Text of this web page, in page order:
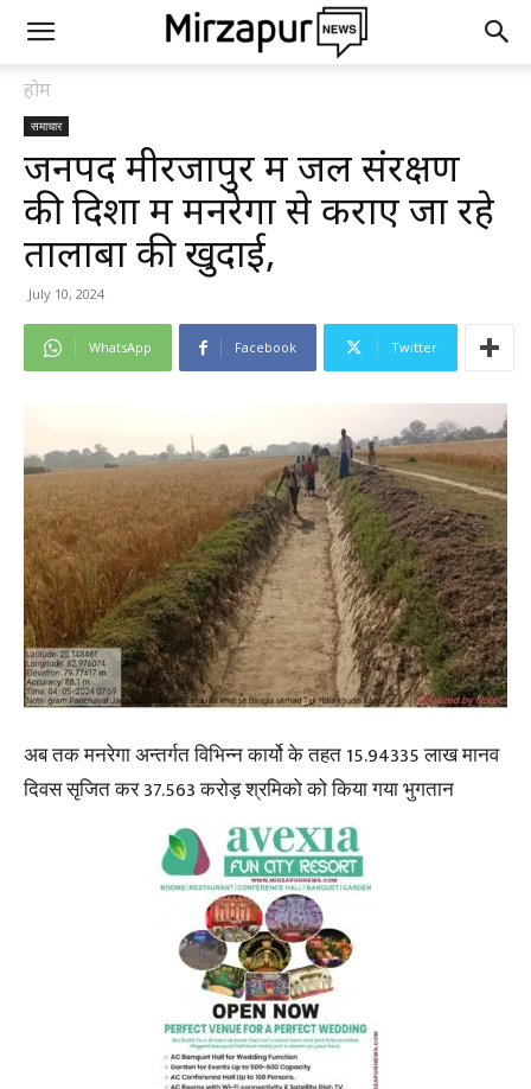
होम
समाचार
जनपद मीरजापुर में जल संरक्षण
की दिशा में मनरेगा से कराए जा रहे
तालाबों की खुदाई,
July 10, 2024
WhatsApp Facebook Twitter
अब तक मनरेगा अन्तर्गत विभिन्न कार्यो के तहत 15.94335 लाख मानव
दिवस सृजित कर 37.563 करोड़ श्रमिको को किया गया भुगतान